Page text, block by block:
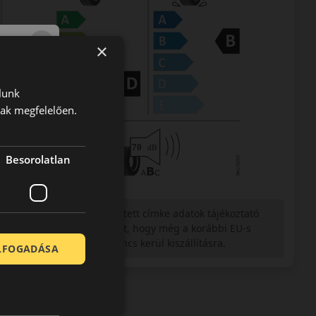
Figyelem a feltüntetett címke adatok tájékoztató
címkével ellátott abroncs kerül kiszállításra.
×
megfelelően.
Besorolatlan